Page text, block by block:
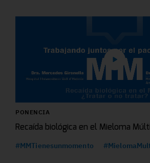
PONENCIA
Recaída biológica en el Mieloma
#MMTienesunmomento